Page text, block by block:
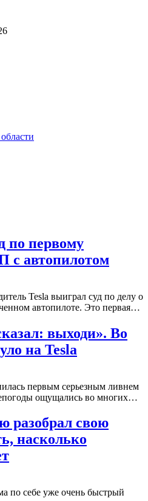
по первому
с автопилотом
Tesla выиграл суд по делу о
автопилоте. Это первая…
выходи». Во
на Tesla
первым серьезным ливнем
ощущались во многих…
разобрал свою
насколько
по себе уже очень быстрый